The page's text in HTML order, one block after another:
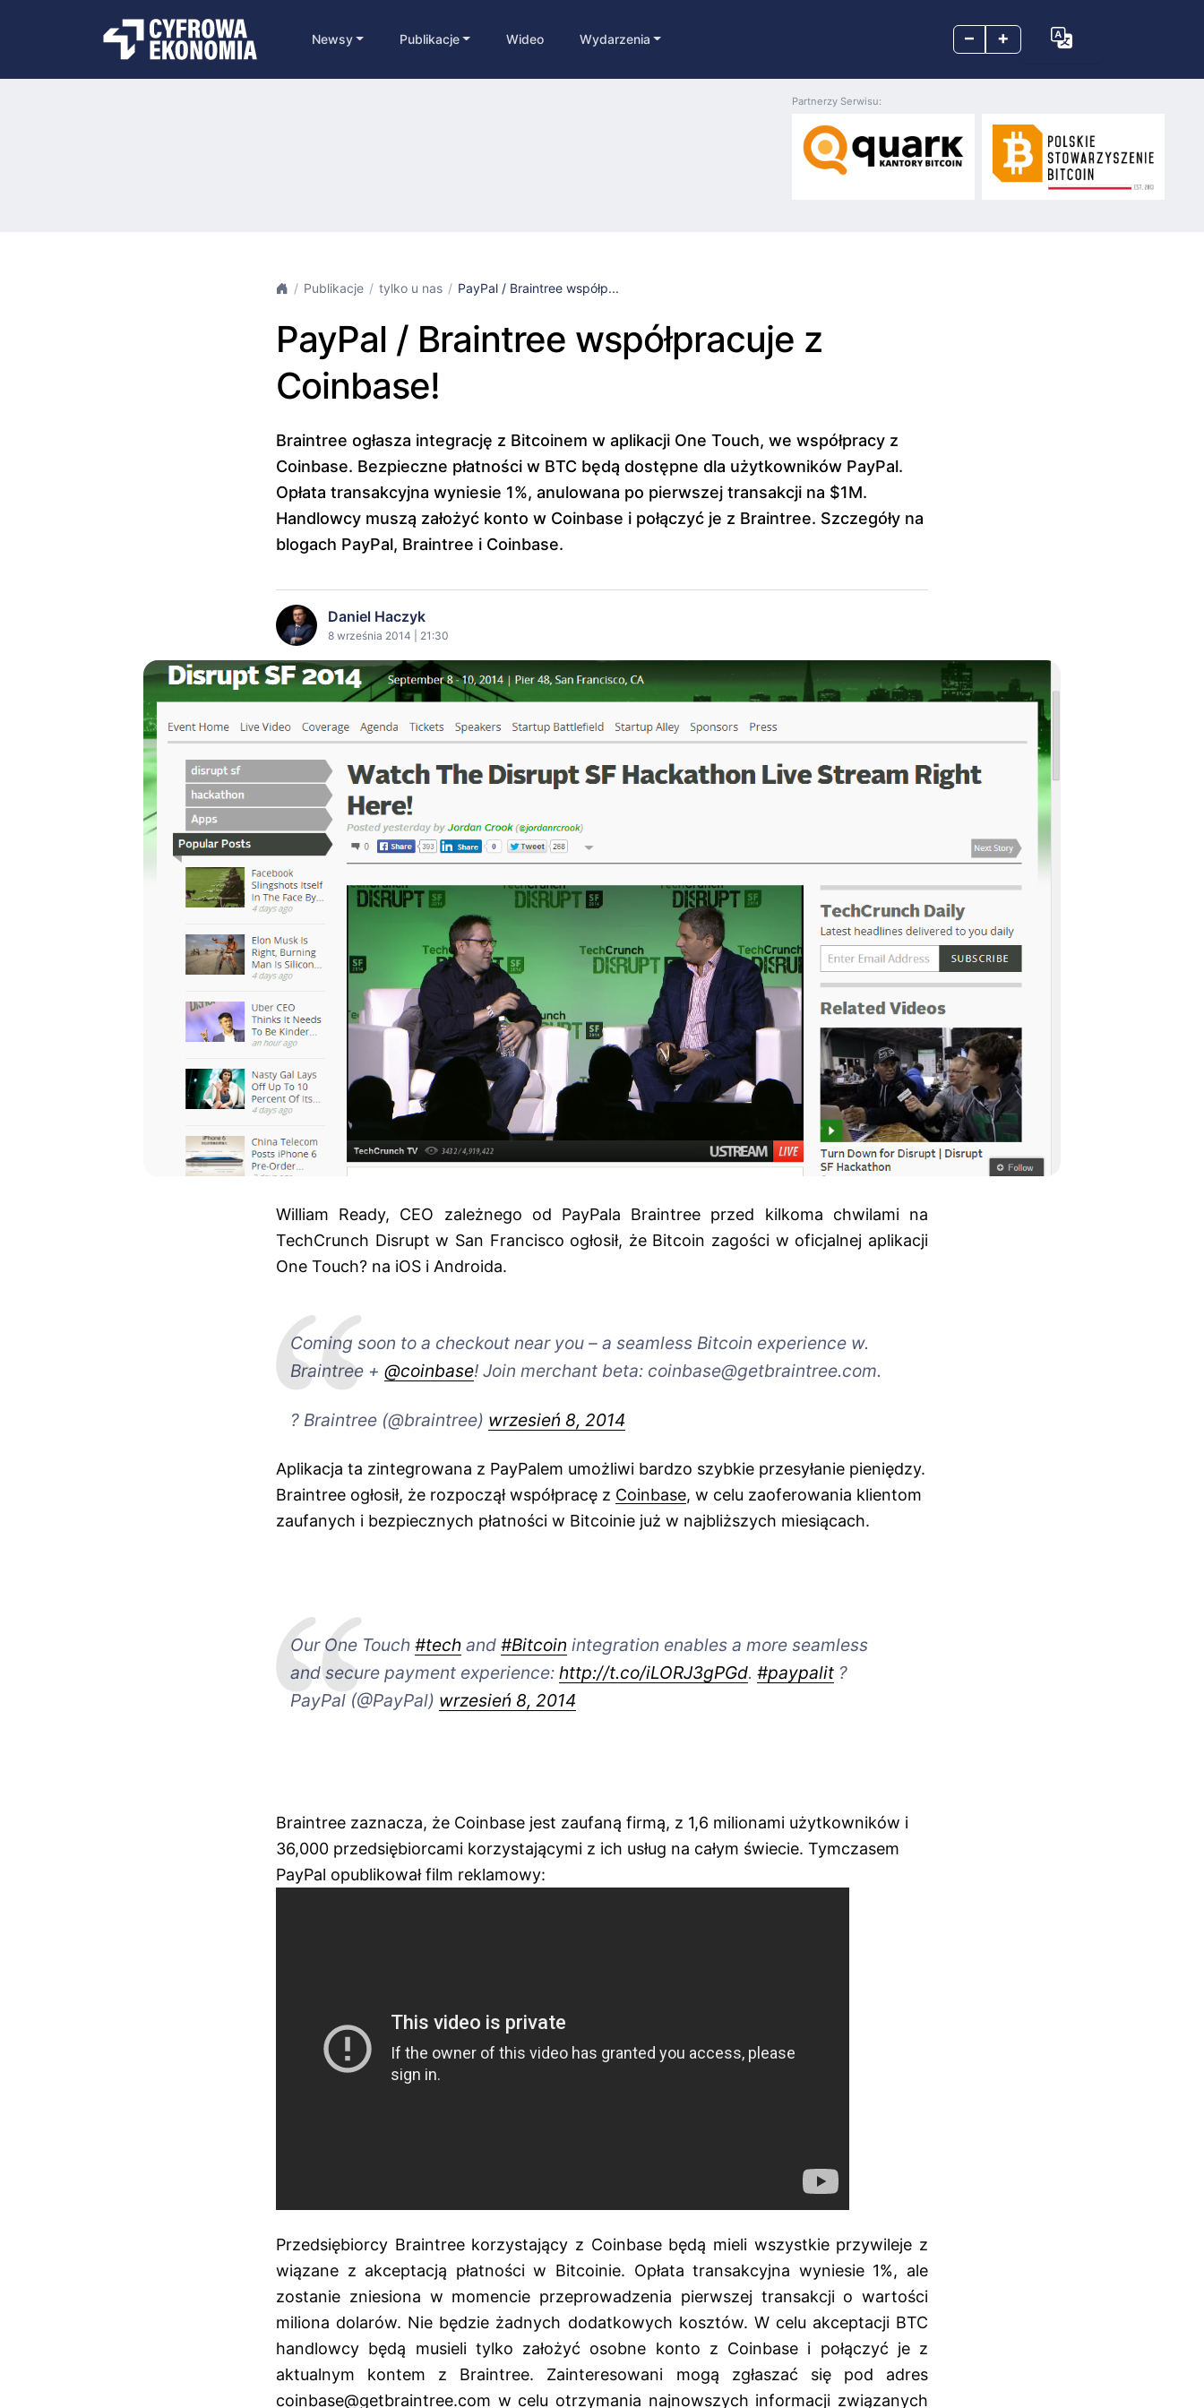
– +
Newsy Publikacje Wideo Wydarzenia
Partnerzy Serwisu:
Publikacje tylko u nas PayPal / Braintree współp...
PayPal / Braintree współpracuje z
Coinbase!
Braintree ogłasza integrację z Bitcoinem w aplikacji One Touch, we współpracy z
Coinbase. Bezpieczne płatności w BTC będą dostępne dla użytkowników PayPal.
Opłata transakcyjna wyniesie 1%, anulowana po pierwszej transakcji na $1M.
Handlowcy muszą założyć konto w Coinbase i połączyć je z Braintree. Szczegóły na
blogach PayPal, Braintree i Coinbase.
Daniel Haczyk
8 września 2014 | 21:30
William Ready, CEO zależnego od PayPala Braintree przed kilkoma chwilami na
TechCrunch Disrupt w San Francisco ogłosił, że Bitcoin zagości w oficjalnej aplikacji
One Touch? na iOS i Androida.
Coming soon to a checkout near you – a seamless Bitcoin experience w.
Braintree + @coinbase! Join merchant beta: coinbase@getbraintree.com.
? Braintree (@braintree) wrzesień 8, 2014
Aplikacja ta zintegrowana z PayPalem umożliwi bardzo szybkie przesyłanie pieniędzy.
Braintree ogłosił, że rozpoczął współpracę z Coinbase, w celu zaoferowania klientom
zaufanych i bezpiecznych płatności w Bitcoinie już w najbliższych miesiącach.
Our One Touch #tech and #Bitcoin integration enables a more seamless
and secure payment experience: http://t.co/iLORJ3gPGd. #paypalit ?
PayPal (@PayPal) wrzesień 8, 2014
Braintree zaznacza, że Coinbase jest zaufaną firmą, z 1,6 milionami użytkowników i
36,000 przedsiębiorcami korzystającymi z ich usług na całym świecie. Tymczasem
PayPal opublikował film reklamowy:
Przedsiębiorcy Braintree korzystający z Coinbase będą mieli wszystkie przywileje z
wiązane z akceptacją płatności w Bitcoinie. Opłata transakcyjna wyniesie 1%, ale
zostanie zniesiona w momencie przeprowadzenia pierwszej transakcji o wartości
miliona dolarów. Nie będzie żadnych dodatkowych kosztów. W celu akceptacji BTC
handlowcy będą musieli tylko założyć osobne konto z Coinbase i połączyć je z
aktualnym kontem z Braintree. Zainteresowani mogą zgłaszać się pod adres
coinbase@getbraintree.com w celu otrzymania najnowszych informacji związanych